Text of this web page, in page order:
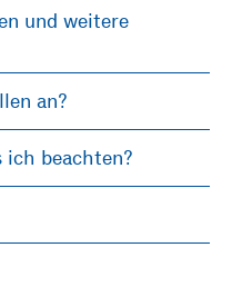
und weitere
an?
ich beachten?